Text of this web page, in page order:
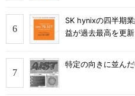
SK hynixの四半期
益が過去最高を更新
特定の向きに並ん